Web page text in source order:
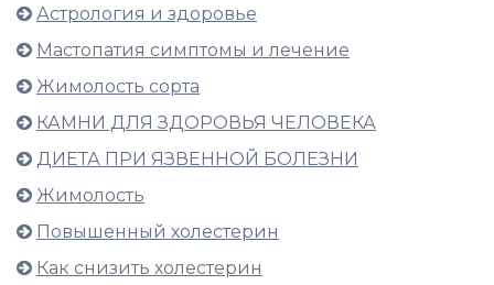
Астрология и здоровье
Мастопатия симптомы и лечение
Жимолость сорта
КАМНИ ДЛЯ ЗДОРОВЬЯ ЧЕЛОВЕКА
ДИЕТА ПРИ ЯЗВЕННОЙ БОЛЕЗНИ
Жимолость
Повышенный холестерин
Как снизить холестерин